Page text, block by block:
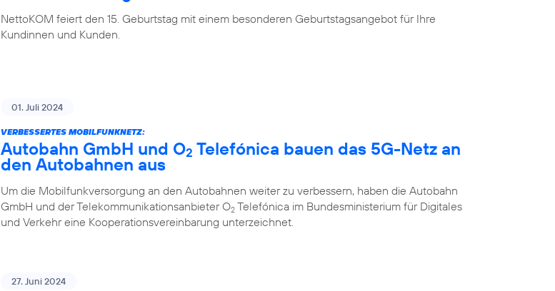
NettoKOM feiert den 15. Geburtstag mit einem besonderen Geburtstagsangebot für Ihre
Kundinnen und Kunden.
01. Juli 2024
VERBESSERTES MOBILFUNKNETZ:
Autobahn GmbH und O2 Telefónica bauen das 5G-Netz an
den Autobahnen aus
Um die Mobilfunkversorgung an den Autobahnen weiter zu verbessern, haben die Autobahn
GmbH und der Telekommunikationsanbieter O2 Telefónica im Bundesministerium für Digitales
und Verkehr eine Kooperationsvereinbarung unterzeichnet.
27. Juni 2024